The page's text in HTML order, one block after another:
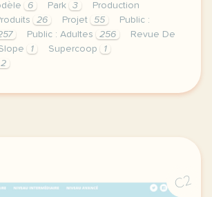
6 Park 3
Production
26 Projet 55
Public :
Public : Adultes 256
Revue De
1 Supercoop
1
2
niveau b2 public grands adolescents
C2